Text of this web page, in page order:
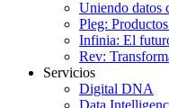
Uniendo datos
Pleg:
Infinia: El
Rev:
Servicios
Digital DNA